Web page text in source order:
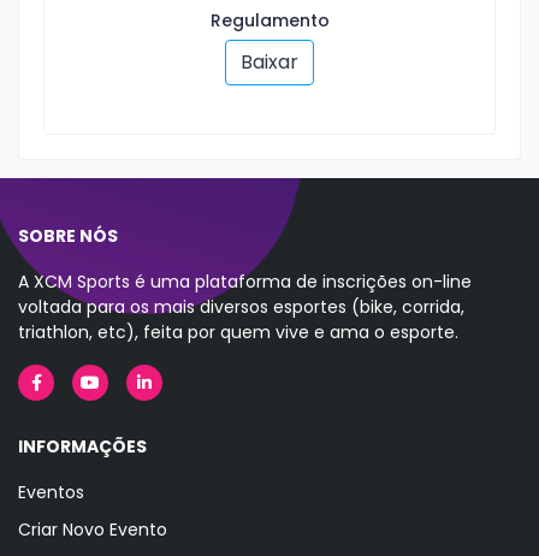
Regulamento
Baixar
SOBRE NÓS
A XCM Sports é uma plataforma de inscrições on-line
voltada para os mais diversos esportes (bike, corrida,
triathlon, etc), feita por quem vive e ama o esporte.
INFORMAÇÕES
Eventos
Criar Novo Evento